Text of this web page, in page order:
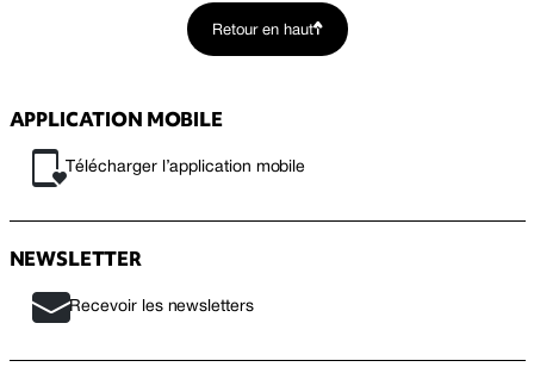
Retour en haut
APPLICATION MOBILE
Télécharger l’application mobile
NEWSLETTER
Recevoir les newsletters